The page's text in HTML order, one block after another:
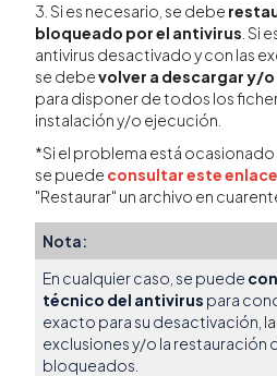
3. Si es necesario, se debe
bloqueado por el antivirus . Si
antivirus desactivado y con las
se debevolver a descargar y/
para disponer de todos los
instalación y/o ejecución.
*Si el problema está
se puede consultar este enlace
"Restaurar" un archivo en
Nota:
En cualquier caso, se puede
técnico del antivirus para
exacto para su desactivación,
exclusiones y/o la restauración
bloqueados.